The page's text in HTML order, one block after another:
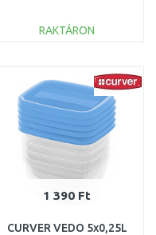
RAKTÁRON
Összehasonlítás
1 390 Ft
CURVER VEDO 5x0,25L